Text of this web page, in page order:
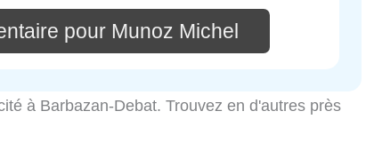
pour Munoz Michel
à Barbazan-Debat. Trouvez en d'autres près